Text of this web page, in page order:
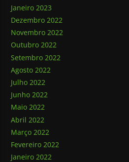
Janeiro 2023
Dezembro 2022
Novembro 2022
Outubro 2022
Setembro 2022
Agosto 2022
Julho 2022
Junho 2022
Maio 2022
Abril 2022
Março 2022
Fevereiro 2022
Janeiro 2022